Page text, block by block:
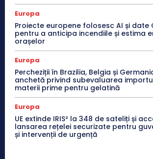
Europa
Proiecte europene folosesc AI și date
pentru a anticipa incendiile și estima
orașelor
Europa
Percheziții în Brazilia, Belgia și
anchetă privind subevaluarea
materii prime pentru gelatină
Europa
UE extinde IRIS² la 348 de sateliți și
lansarea rețelei securizate pentru
și intervenții de urgență